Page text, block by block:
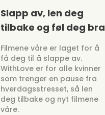
Slapp av, len deg
tilbake og føl deg bra
Filmene våre er laget for å
få deg til å slappe av.
WithLove er for alle kvinner
som trenger en pause fra
hverdagsstresset, så len
deg tilbake og nyt filmene
våre.